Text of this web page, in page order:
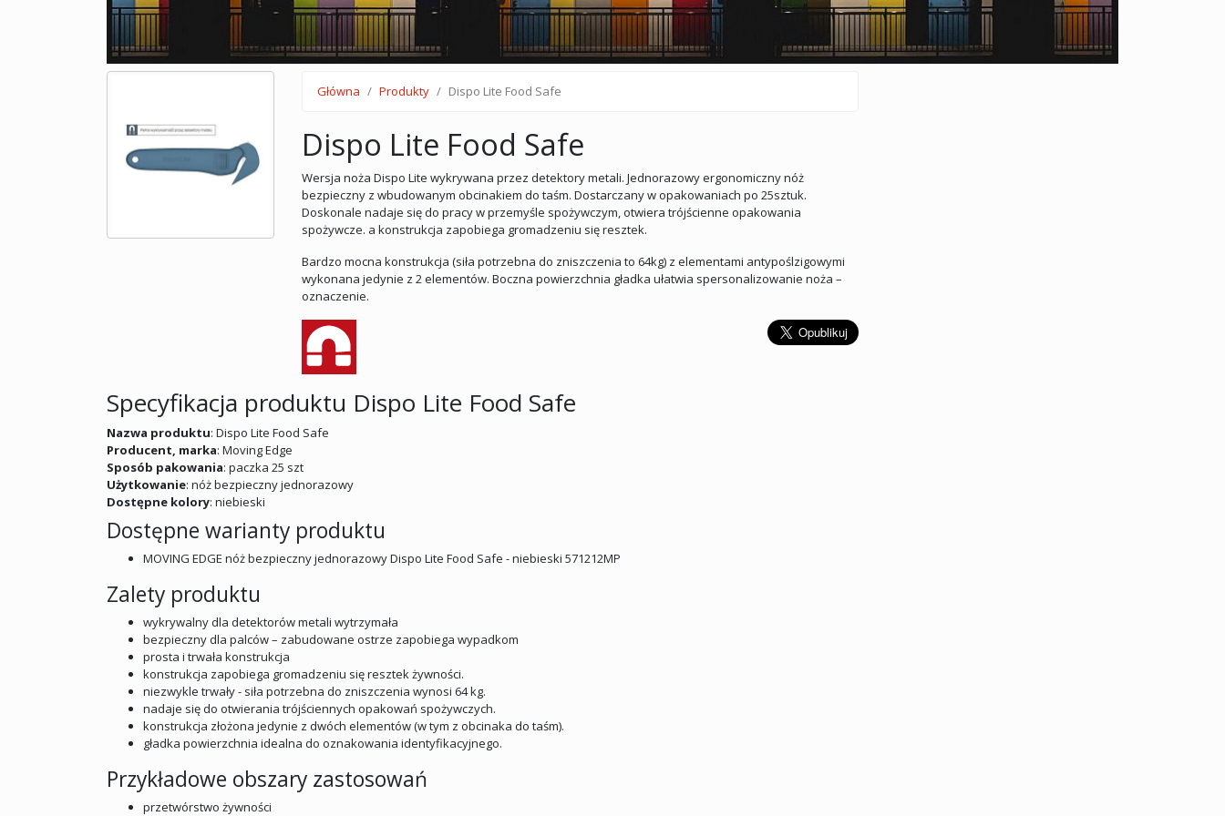
Główna Produkty Dispo Lite Food Safe
Dispo Lite Food Safe
Wersja noża Dispo Lite wykrywana przez detektory metali. Jednorazowy ergonomiczny nóż
bezpieczny z wbudowanym obcinakiem do taśm. Dostarczany w opakowaniach po 25sztuk.
Doskonale nadaje się do pracy w przemyśle spożywczym, otwiera trójścienne opakowania
spożywcze. a konstrukcja zapobiega gromadzeniu się resztek.
Bardzo mocna konstrukcja (siła potrzebna do zniszczenia to 64kg) z elementami antypoślzigowymi
wykonana jedynie z 2 elementów. Boczna powierzchnia gładka ułatwia spersonalizowanie noża –
oznaczenie.
Specyfikacja produktu Dispo Lite Food Safe
Nazwa produktu: Dispo Lite Food Safe
Producent, marka: Moving Edge
Sposób pakowania: paczka 25 szt
Użytkowanie: nóż bezpieczny jednorazowy
Dostępne kolory: niebieski
Dostępne warianty produktu
MOVING EDGE nóż bezpieczny jednorazowy Dispo Lite Food Safe - niebieski 571212MP
Zalety produktu
wykrywalny dla detektorów metali wytrzymała
bezpieczny dla palców – zabudowane ostrze zapobiega wypadkom
prosta i trwała konstrukcja
konstrukcja zapobiega gromadzeniu się resztek żywności.
niezwykle trwały - siła potrzebna do zniszczenia wynosi 64 kg.
nadaje się do otwierania trójściennych opakowań spożywczych.
konstrukcja złożona jedynie z dwóch elementów (w tym z obcinaka do taśm).
gładka powierzchnia idealna do oznakowania identyfikacyjnego.
Przykładowe obszary zastosowań
przetwórstwo żywności